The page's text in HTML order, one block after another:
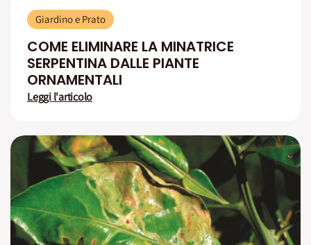
Giardino e Prato
COME ELIMINARE LA MINATRICE
SERPENTINA DALLE PIANTE
ORNAMENTALI
Leggi l'articolo